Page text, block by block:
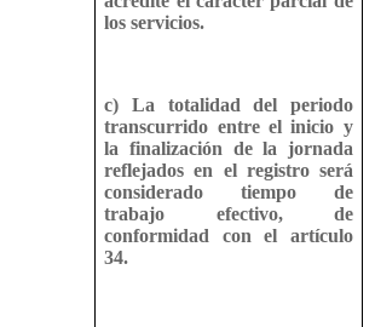
los servicios.
c) La totalidad del periodo
transcurrido entre el inicio y
la finalización de la jornada
reflejados en el registro será
considerado tiempo de
trabajo efectivo, de
conformidad con el artículo
34.